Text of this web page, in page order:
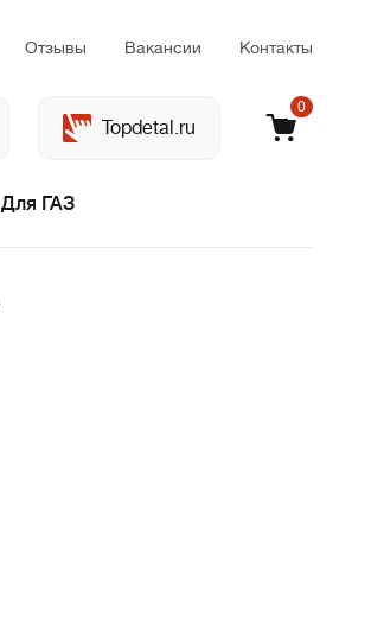
Отзывы Вакансии Контакты
Topdetal.ru
0
Для ГАЗ